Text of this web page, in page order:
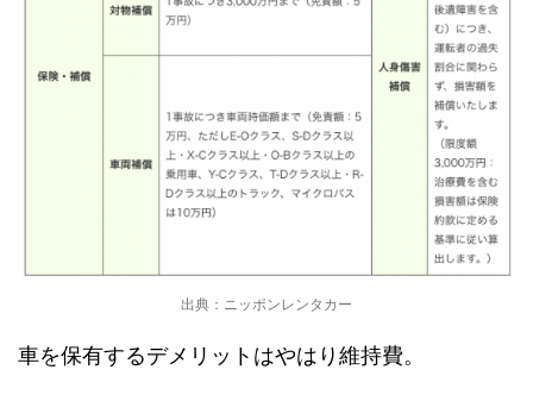
出典：ニッポンレンタカー
車を保有するデメリットはやはり維持費。